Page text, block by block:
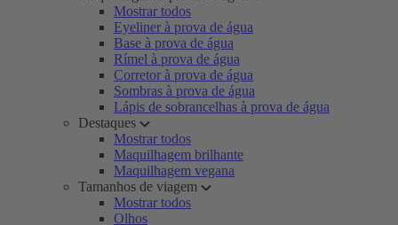
Mostrar todos
Eyeliner à prova de água
Base à prova de água
Rímel à prova de água
Corretor à prova de água
Sombras à prova de água
Lápis de sobrancelhas à prova de água
Destaques
Mostrar todos
Maquilhagem brilhante
Maquilhagem vegana
Tamanhos de viagem
Mostrar todos
Olhos